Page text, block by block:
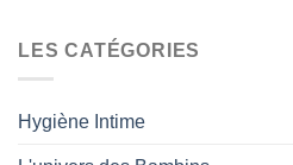
LES CATÉGORIES
Hygiène Intime